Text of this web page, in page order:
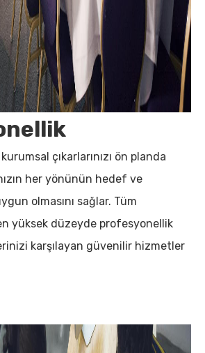
çıkarlarınızı ön planda
her yönünün hedef ve
olmasını sağlar. Tüm
yüksek düzeyde profesyonellik
karşılayan güvenilir hizmetler